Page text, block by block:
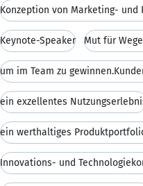
Konzeption von Marketing- und
Keynote-Speaker Mut für
um im Team zu
ein exzellentes
ein werthaltiges
Innovations- und